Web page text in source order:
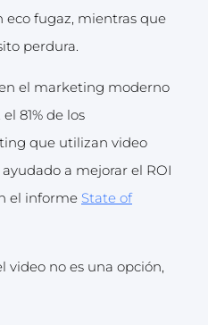
eco fugaz, mientras que
perdura.
el marketing moderno
81% de los
que utilizan video
a mejorar el ROI
el informe State of
video no es una opción,